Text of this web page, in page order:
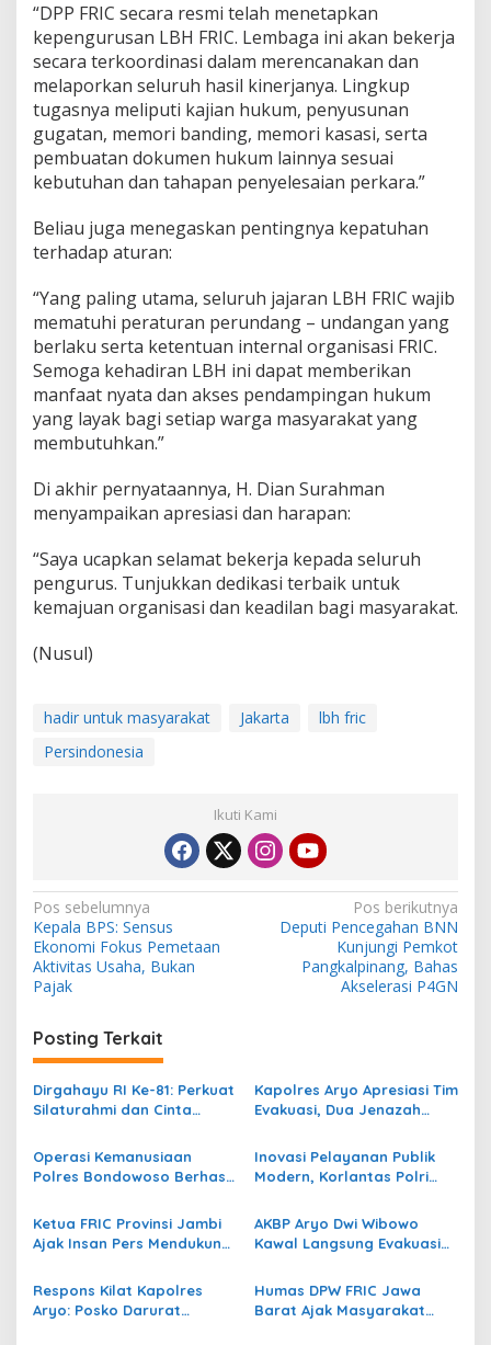
m
p
i
n
g
a
n
H
u
u
m
y
n
g
P
r
o
f
e
n
a
d
a
n
B
a
“DPP FRIC secara resmi telah menetapkan
kepengurusan LBH FRIC. Lembaga ini akan bekerja
secara terkoordinasi dalam merencanakan dan
melaporkan seluruh hasil kinerjanya. Lingkup
tugasnya meliputi kajian hukum, penyusunan
gugatan, memori banding, memori kasasi, serta
pembuatan dokumen hukum lainnya sesuai
kebutuhan dan tahapan penyelesaian perkara.”
Beliau juga menegaskan pentingnya kepatuhan
terhadap aturan:
“Yang paling utama, seluruh jajaran LBH FRIC wajib
mematuhi peraturan perundang – undangan yang
berlaku serta ketentuan internal organisasi FRIC.
Semoga kehadiran LBH ini dapat memberikan
manfaat nyata dan akses pendampingan hukum
yang layak bagi setiap warga masyarakat yang
membutuhkan.”
Di akhir pernyataannya, H. Dian Surahman
menyampaikan apresiasi dan harapan:
“Saya ucapkan selamat bekerja kepada seluruh
pengurus. Tunjukkan dedikasi terbaik untuk
kemajuan organisasi dan keadilan bagi masyarakat.
(Nusul)
hadir untuk masyarakat Jakarta
lbh fric
Persindonesia
Ikuti Kami
N
a
v
g
a
s
p
o
s
Pos sebelumnya
Kepala BPS: Sensus
Ekonomi Fokus Pemetaan
Aktivitas Usaha, Bukan
Pajak
Pos berikutnya
Deputi Pencegahan BNN
Kunjungi Pemkot
Pangkalpinang, Bahas
Akselerasi P4GN
Posting Terkait
Dirgahayu RI Ke-81: Perkuat
Silaturahmi dan Cinta
Pengurus Tebarkan Ribuan
Bendera
Kapolres Aryo Apresiasi Tim
Evakuasi, Dua Jenazah
Dibawa ke RS Bhayangkara
Bondowoso
Operasi Kemanusiaan
Polres Bondowoso Berhasil
Gunung Piramid
Inovasi Pelayanan Publik
Modern, Korlantas Polri
Berkat SIM Digital dan e-
BPKB
Ketua FRIC Provinsi Jambi
Ajak Insan Pers Mendukung
Sitkamtibmas dan Tangkal
Hoax
AKBP Aryo Dwi Wibowo
Kawal Langsung Evakuasi
Medan Ekstrem
Respons Kilat Kapolres
Aryo: Posko Darurat
Humas DPW FRIC Jawa
Barat Ajak Masyarakat